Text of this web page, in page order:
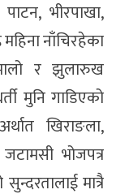
भीरपाखा,
नाँचिरहेका
र झुलारुख
मुनि गाडिएको
खिराङला,
भोजपत्र
मात्रै